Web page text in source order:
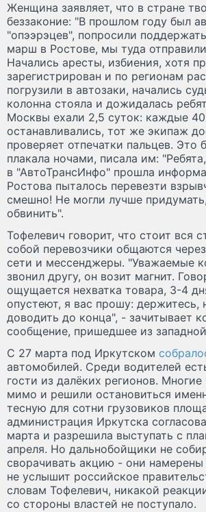
Женщина заявляет, что в стране
беззаконие: "В прошлом году был
"опээрэцев", попросили
марш в Ростове, мы туда
Начались аресты, избиения, хотя
зарегистрирован и по регионам
погрузили в автозаки, начались
колонна стояла и дожидалась
Москвы ехали 2,5 суток: каждые
останавливались, тот же экипаж
проверяет отпечатки пальцев. Это
плакала ночами, писала им:
в "АвтоТрансИнфо" прошла
Ростова пыталось перевезти
смешно! Не могли лучше
обвинить".
Тофелевич говорит, что стоит вся
собой перевозчики общаются
сети и мессенджеры. "Уважаемые
звонил другу, он возит магнит.
ощущается нехватка товара, 3-4
опустеют, я вас прошу: держитесь,
доводить до конца", - зачитывает
сообщение, пришедшее из
С 27 марта под Иркутском
автомобилей. Среди водителей
гости из далёких регионов. Многие
мимо и решили остановиться
тесную для сотни грузовиков
администрация Иркутска
марта и разрешила выступать с
апреля. Но дальнобойщики не
сворачивать акцию - они намерены
не услышит российское
словам Тофелевич, никакой
со стороны властей не поступало.